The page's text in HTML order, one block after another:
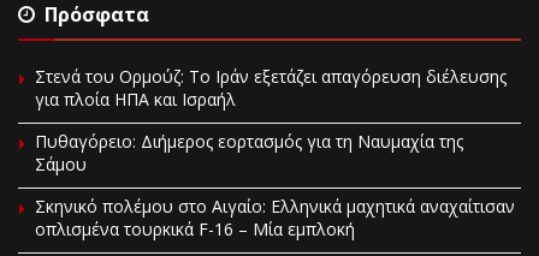
Πρόσφατα
Στενά του Ορμούζ: Το Ιράν εξετάζει απαγόρευση διέλευσης
για πλοία ΗΠΑ και Ισραήλ
Πυθαγόρειο: Διήμερος εορτασμός για τη Ναυμαχία της
Σάμου
Σκηνικό πολέμου στο Αιγαίο: Ελληνικά μαχητικά αναχαίτισαν
οπλισμένα τουρκικά F-16 – Μία εμπλοκή